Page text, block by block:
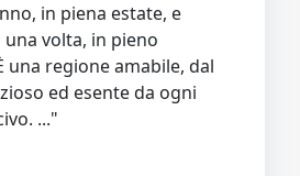
in piena estate, e
volta, in pieno
una regione amabile, dal
ed esente da ogni
..."